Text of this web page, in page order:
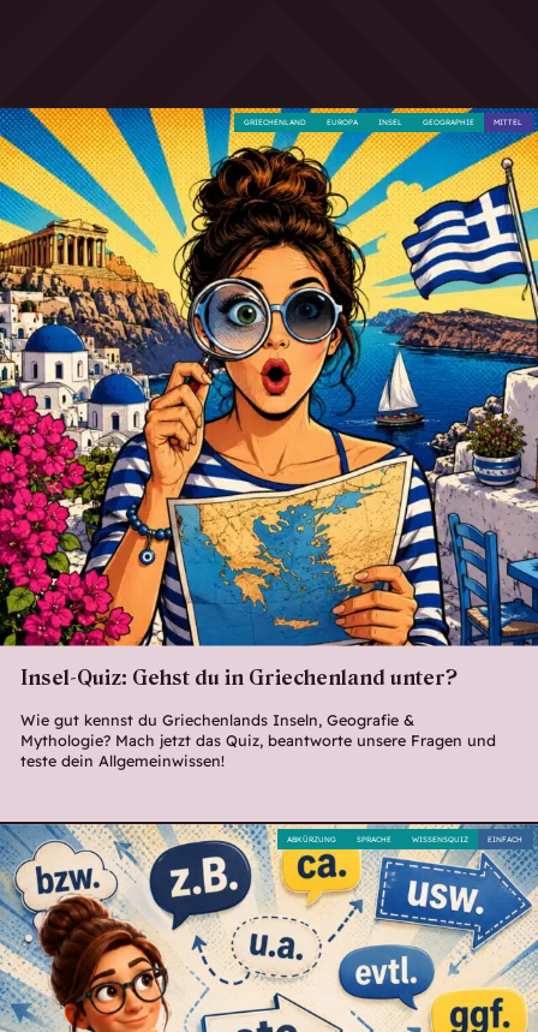
Insel-Quiz: Gehst du in Griechenland unter?
Wie gut kennst du Griechenlands Inseln, Geografie &
Mythologie? Mach jetzt das Quiz, beantworte unsere Fragen und
teste dein Allgemeinwissen!
MITTEL
GEOGRAPHIE
INSEL
EUROPA
GRIECHENLAND
EINFACH
WISSENSQUIZ
SPRACHE
ABKÜRZUNG